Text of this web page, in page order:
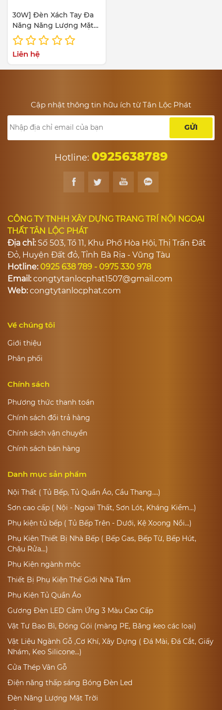
30W] Đèn Xách Tay Đa
Năng Năng Lượng Mặt
Trời TP Solar TP-X30
Liên hệ
Cập nhật thông tin hữu ích từ Tân Lộc Phát
GỬI
Hotline: 0925638789
CÔNG TY TNHH XÂY DỰNG TRANG TRÍ NỘI NGOẠI
THẤT TÂN LỘC PHÁT
Địa chỉ:Số 503, Tổ 11, Khu Phố Hòa Hội, Thị Trấn Đất
Đỏ, Huyện Đất đỏ, Tỉnh Bà Rịa - Vũng Tàu
Hotline: 0925 638 789 - 0975 330 978
Email:congtytanlocphat1507@gmail.com
Web:congtytanlocphat.com
Về chúng tôi
Giới thiệu
Phân phối
Chính sách
Phương thức thanh toán
Chính sách đổi trả hàng
Chính sách vận chuyển
Chính sách bán hàng
Danh mục sản phẩm
Nội Thất ( Tủ Bếp, Tủ Quần Áo, Cầu Thang....)
Sơn cao cấp ( Nội - Ngoại Thất, Sơn Lót, Kháng Kiềm...)
Phụ kiện tủ bếp ( Tủ Bếp Trên - Dưới, Kệ Xoong Nồi...)
Phụ Kiện Thiết Bị Nhà Bếp ( Bếp Gas, Bếp Từ, Bếp Hút,
Chậu Rửa...)
Phụ Kiện ngành mộc
Thiết Bị Phụ Kiện Thế Giới Nhà Tắm
Phụ Kiện Tủ Quần Áo
Gương Đèn LED Cảm Ứng 3 Màu Cao Cấp
Vật Tư Bao Bì, Đóng Gói (màng PE, Băng keo các loại)
Vật Liệu Ngành Gỗ ,Cơ Khí, Xây Dựng ( Đá Mài, Đá Cắt, Giấy
Nhám, Keo Silicone...)
Cửa Thép Vân Gỗ
Điện năng thấp sáng Bóng Đèn Led
Đèn Năng Lượng Mặt Trời